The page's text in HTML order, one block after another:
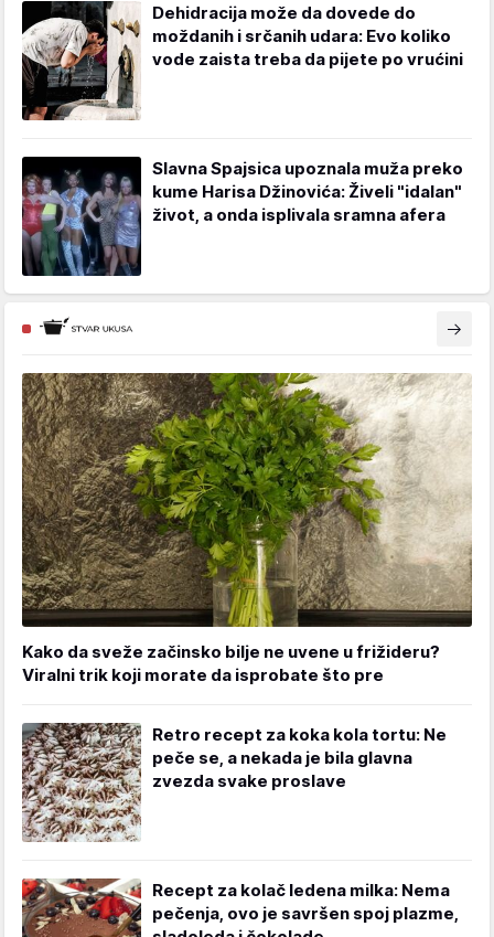
Dehidracija može da dovede do
moždanih i srčanih udara: Evo koliko
vode zaista treba da pijete po vrućini
Slavna Spajsica upoznala muža preko
kume Harisa Džinovića: Živeli "idalan"
život, a onda isplivala sramna afera
Kako da sveže začinsko bilje ne uvene u frižideru?
Viralni trik koji morate da isprobate što pre
Retro recept za koka kola tortu: Ne
peče se, a nekada je bila glavna
zvezda svake proslave
Recept za kolač ledena milka: Nema
pečenja, ovo je savršen spoj plazme,